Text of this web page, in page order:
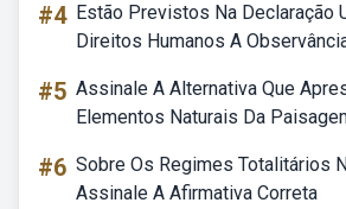
#4 Estão Previstos Na Declaração
Direitos Humanos A
#5 Assinale A Alternativa Que
Elementos Naturais Da
#6 Sobre Os Regimes Totalitários
Assinale A Afirmativa Correta